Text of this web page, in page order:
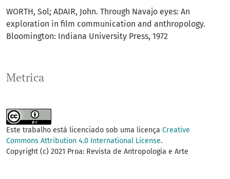
Metrica
WORTH, Sol; ADAIR, John. Through Navajo eyes: An
exploration in film communication and anthropology.
Bloomington: Indiana University Press, 1972
Este trabalho está licenciado sob uma licença Creative
Commons Attribution 4.0 International License.
Copyright (c) 2021 Proa: Revista de Antropologia e Arte